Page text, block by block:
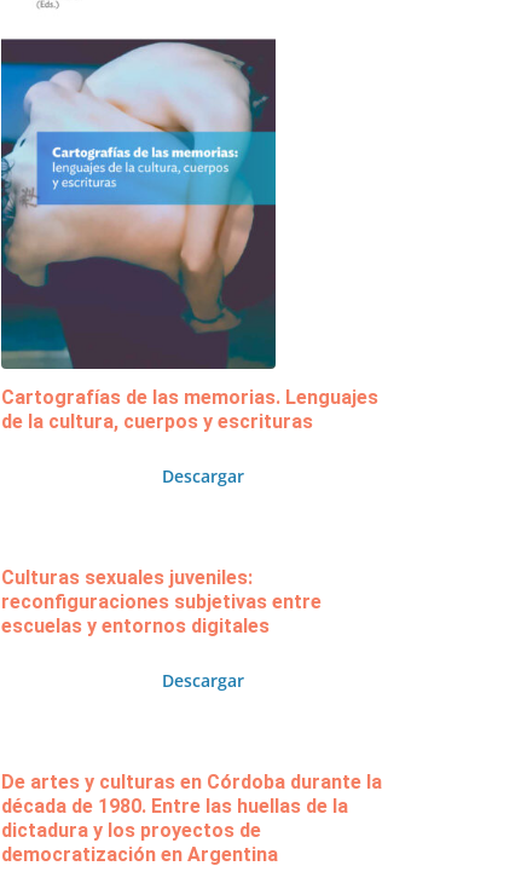
Cartografías de las memorias. Lenguajes
de la cultura, cuerpos y escrituras
Descargar
Culturas sexuales juveniles:
reconfiguraciones subjetivas entre
escuelas y entornos digitales
Descargar
De artes y culturas en Córdoba durante la
década de 1980. Entre las huellas de la
dictadura y los proyectos de
democratización en Argentina